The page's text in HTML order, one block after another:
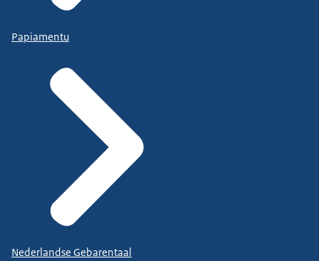
Papiamentu
Nederlandse Gebarentaal